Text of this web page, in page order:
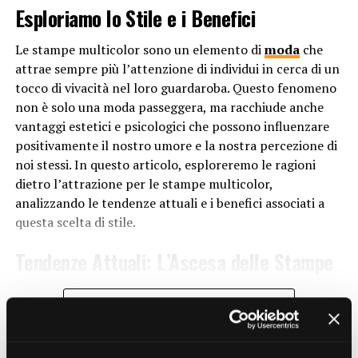
Perché la moda ha un impatto significativo
sull’economia globale?
DON'T MISS
Perché è importante considerare l’etica nella
produzione di abbigliamento?
scarpe a tacco basso, invece, favoriscono una
distribuzione uniforme del peso corporeo, aiutando a
mantenere la schiena dritta e riducendo il rischio di
lesioni legate alla postura.
Inoltre, i tacchi bassi tendono ad essere più stabili
rispetto ai tacchi alti, riducendo il rischio di cadute e
infortuni. Questo è particolarmente importante per
coloro che lavorano in ambienti dove è necessario
muoversi rapidamente o su superfici scivolose.
Versatilità e Stile
vasta gamma di design e stili di scarpe a tacco basso, che
possono essere indossati con una varietà di outfit,
dall’abbigliamento casual a quello formale. Che si tratti
Esploriamo lo Stile e i Benefici
Le stampe multicolor sono un elemento dimodache
attrae sempre più l’attenzione di individui in cerca di un
tocco di vivacità nel loro guardaroba. Questo fenomeno
non è solo una moda passeggera, ma racchiude anche
vantaggi estetici e psicologici che possono influenzare
positivamente il nostro umore e la nostra percezione di
noi stessi. In questo articolo, esploreremo le ragioni
dietro l’attrazione per le stampe multicolor,
analizzando le tendenze attuali e i benefici associati a
questa scelta di stile.
Multicolor
Negli ultimi anni, le stampe multicolor hanno
CONTINUE READING